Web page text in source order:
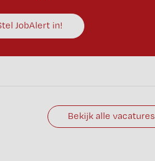
JobAlert in!
Bekijk alle vacatures